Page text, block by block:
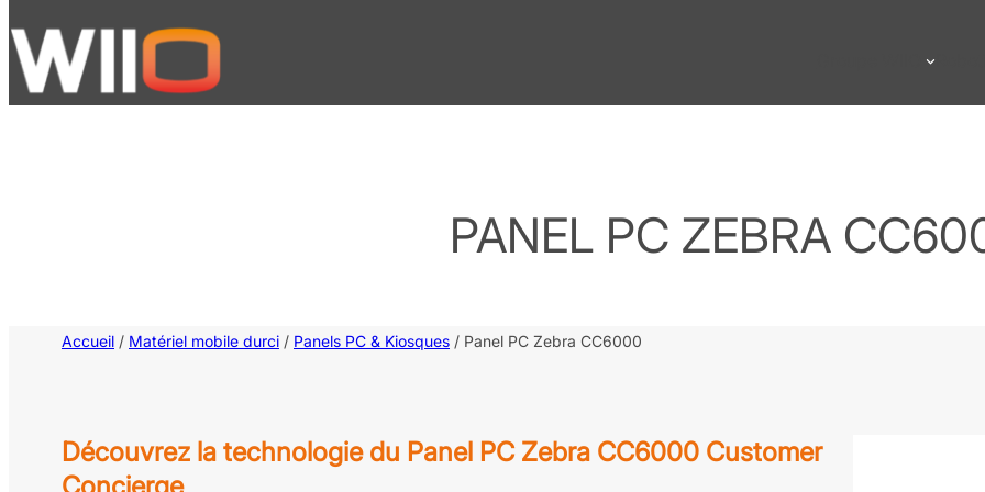
au
contenu
PANEL PC ZEBRA
Accueil / Matériel mobile durci / Panels PC & Kiosques / Panel PC Zebra CC6000
Découvrez la technologie du Panel PC Zebra CC6000 Customer